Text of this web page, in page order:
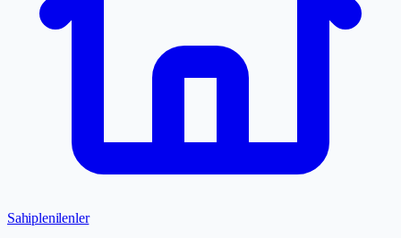
Sahiplenilenler